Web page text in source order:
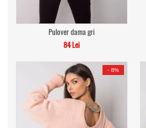
Pulover dama gri
84 Lei
- 8%